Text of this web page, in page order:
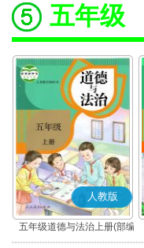
五年级
人教版
五年级道德与法治上册(部编
版)